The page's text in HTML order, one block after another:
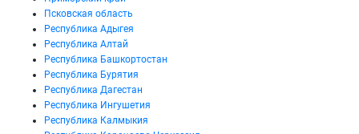
Псковская область
Республика Адыгея
Республика Алтай
Республика Башкортостан
Республика Бурятия
Республика Дагестан
Республика Ингушетия
Республика Калмыкия